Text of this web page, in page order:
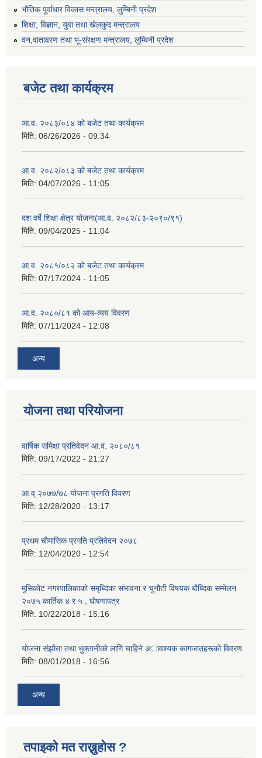
भौतिक पूर्वाधार विकास मन्त्रालय, लुम्बिनी प्रदेश
शिक्षा, विज्ञान, युवा तथा खेलकुद मन्‍‍त्रालय
वन,वातावरण तथा भू-संरक्षण मन्त्रालय, लुम्बिनी प्रदेश
बजेट तथा कार्यक्रम
आ.व. २०८३/०८४ को बजेट तथा कार्यक्रम
मिति: 06/26/2026 - 09:34
आ.व. २०८२/०८३ को बजेट तथा कार्यक्रम
मिति: 04/07/2026 - 11:05
दश वर्षे शिक्षा क्षेत्र योजना(आ.व. २०८२/८३-२०९०/९१)
मिति: 09/04/2025 - 11:04
आ.व. २०८१/०८२ को बजेट तथा कार्यक्रम
मिति: 07/17/2024 - 11:05
आ.व. २०८०/८१ को आय-व्यय विवरण
मिति: 07/11/2024 - 12:08
अन्य
योजना तथा परियोजना
वार्षिक समिक्षा प्रतिवेदन आ.व. २०८०/८१
मिति: 09/17/2022 - 21:27
आ.व् २०७७/७८ योजना प्रगति विवरण
मिति: 12/28/2020 - 13:17
प्रथम चाैमासिक प्रगति प्रतिवेदन २०७८
मिति: 12/04/2020 - 12:54
मुसिकाेट नगरपालिकाकाे समृध्दिका संभावना र चुनाैती विषयक बाैध्दिक सम्मेलन
२०७५ कार्तिक ४ र ५ , घाेषणापत्र
मिति: 10/22/2018 - 15:16
याेजना संझाैता तथा भुक्तानीकाे लागि चाहिने अावश्यक कागजातहरूकाे विवरण
मिति: 08/01/2018 - 16:56
अन्य
तपाइको मत राख्नुहोस ?